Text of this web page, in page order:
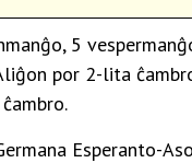
5
por 2-lita
Esperanto-